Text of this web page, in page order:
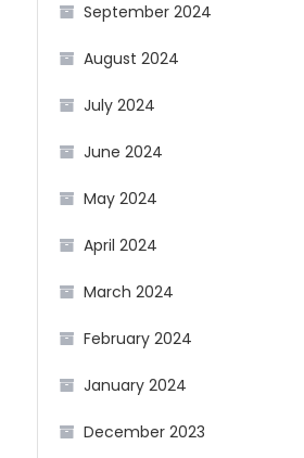
September 2024
August 2024
July 2024
June 2024
May 2024
April 2024
March 2024
February 2024
January 2024
December 2023